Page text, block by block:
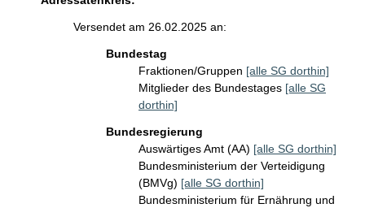
Versendet am 26.02.2025 an:
Bundestag
Fraktionen/Gruppen [alle SG dorthin]
Mitglieder des Bundestages [alle SG
dorthin]
Bundesregierung
Auswärtiges Amt (AA) [alle SG dorthin]
Bundesministerium der Verteidigung
(BMVg) [alle SG dorthin]
Bundesministerium für Ernährung und